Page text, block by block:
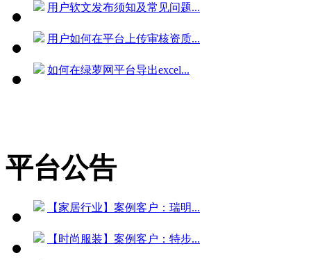
用户软文发布须知及常见问题...
用户如何在平台上传审核资质...
如何在绿萝网平台导出excel...
平台公告
【家居行业】案例客户：瑞明...
【时尚服装】案例客户：特步...